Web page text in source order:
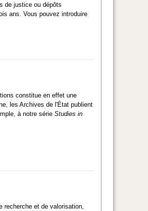
de justice ou dépôts
ans. Vous pouvez introduire
constitue en effet une
les Archives de l'État publient
à notre série Studies in
recherche et de valorisation,